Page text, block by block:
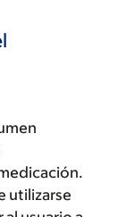
utilizarse